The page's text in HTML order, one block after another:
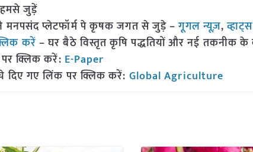
जुड़ें
प्लेटफॉर्म पे कृषक जगत से जुड़े –गूगल न्यूज़,
करें – घर बैठे विस्तृत कृषि पद्धतियों और नई तकनीक के
क्लिक करें: E-Paper
दिए गए लिंक पर क्लिक करें: Global Agriculture